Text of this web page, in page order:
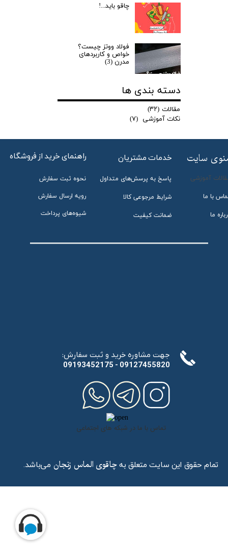
چاقو باید...!
فولاد ووتز چیست؟
خواص و کاربردهای
مدرن (3)
دسته بندی ها
مقالات (۳۲)
نکات آموزشی (۷)
تمام حقوق این سایت متعلق بهچاقوی الماس زنجان می‌باشد.
راهنمای خرید از فروشگاه
نحوه ثبت سفارش
رویه ارسال سفارش
شیوه‌های پرداخت
خدمات مشتریان
پاسخ به پرسش‌های متداول
شرایط مرجوعی کالا
ضمانت کیفیت
آموزشی
با ما
ما
:جهت مشاوره خرید و ثبت سفارش
​​​​​​​09193452175 - 09127455820
تماس با ما در شبکه های اجتماعی
سایت